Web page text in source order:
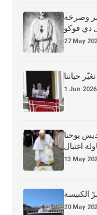
عشر وصرخة
دي فوكو
27 May
حياتنا
1 Jun 2026
يوحنا
اغتيال
13 May
الكنيسة
20 May